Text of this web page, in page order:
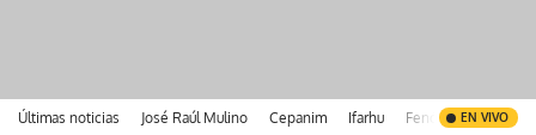
Últimas noticias José Raúl Mulino Cepanim Ifarhu Fenómeno de El
EN VIVO